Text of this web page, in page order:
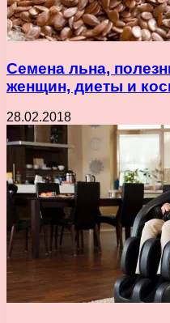
Семена льна,
женщин, диеты и
28.02.2018